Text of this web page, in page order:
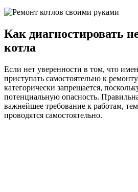
Как диагностировать
котла
Если нет уверенности в том, что
приступать самостоятельно к
категорически запрещается,
потенциальную опасность.
важнейшее требование к работам,
проводятся самостоятельно.